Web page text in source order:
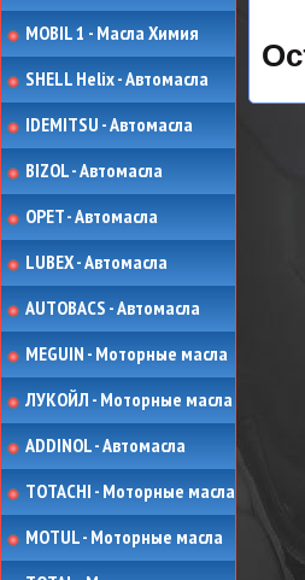
MOBIL 1 - Масла Химия
SHELL Helix - Автомасла
IDEMITSU - Автомасла
BIZOL - Автомасла
OPET - Автомасла
LUBEX - Автомасла
AUTOBACS - Автомасла
MEGUIN - Моторные масла
ЛУКОЙЛ - Моторные масла
ADDINOL - Автомасла
TOTACHI - Моторные масла
MOTUL - Моторные масла